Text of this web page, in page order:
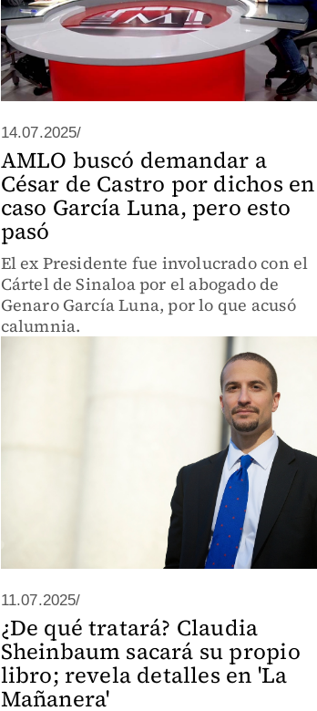
14.07.2025/
AMLO buscó demandar a
César de Castro por dichos en
caso García Luna, pero esto
pasó
El ex Presidente fue involucrado con el
Cártel de Sinaloa por el abogado de
Genaro García Luna, por lo que acusó
calumnia.
11.07.2025/
¿De qué tratará? Claudia
Sheinbaum sacará su propio
libro; revela detalles en 'La
Mañanera'